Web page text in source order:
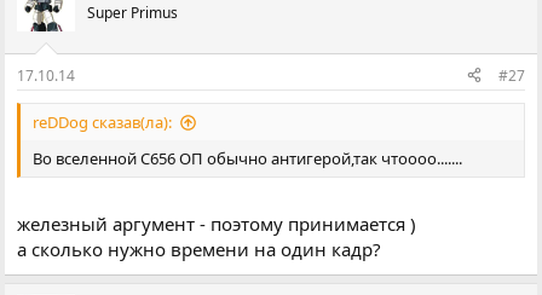
Super Primus
17.10.14 #27
reDDog сказав(ла):
Во вселенной С656 ОП обычно антигерой,так чтоооо.......
железный аргумент - поэтому принимается )
а сколько нужно времени на один кадр?